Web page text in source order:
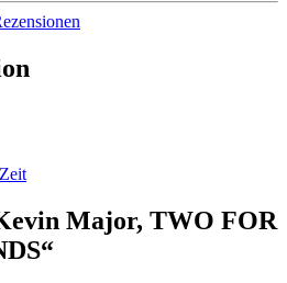
Major, TWO FOR
“